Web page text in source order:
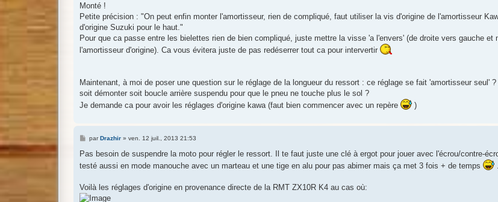
Monté !
Petite précision : "On peut enfin monter l'amortisseur, rien de compliqué, faut utiliser la vis d'origine de l'amortisseur
d'origine Suzuki pour le haut."
Pour que ca passe entre les bielettes rien de bien compliqué, juste mettre la visse 'a l'envers' (de droite vers gauche et
l'amortisseur d'origine). Ca vous évitera juste de pas redéserrer tout ca pour intervertir
Maintenant, à moi de poser une question sur le réglage de la longueur du ressort : ce réglage se fait 'amortisseur seul'
soit démonter soit boucle arrière suspendu pour que le pneu ne touche plus le sol ?
Je demande ca pour avoir les réglages d'origine kawa (faut bien commencer avec un repère
)
M
s
a
parDrazhir» ven. 12 juil., 2013 21:53
Pas besoin de suspendre la moto pour régler le ressort. Il te faut juste une clé à ergot pour jouer avec l'écrou/contre-
testé aussi en mode manouche avec un marteau et une tige en alu pour pas abimer mais ça met 3 fois + de temps
Voilà les réglages d'origine en provenance directe de la RMT ZX10R K4 au cas où: